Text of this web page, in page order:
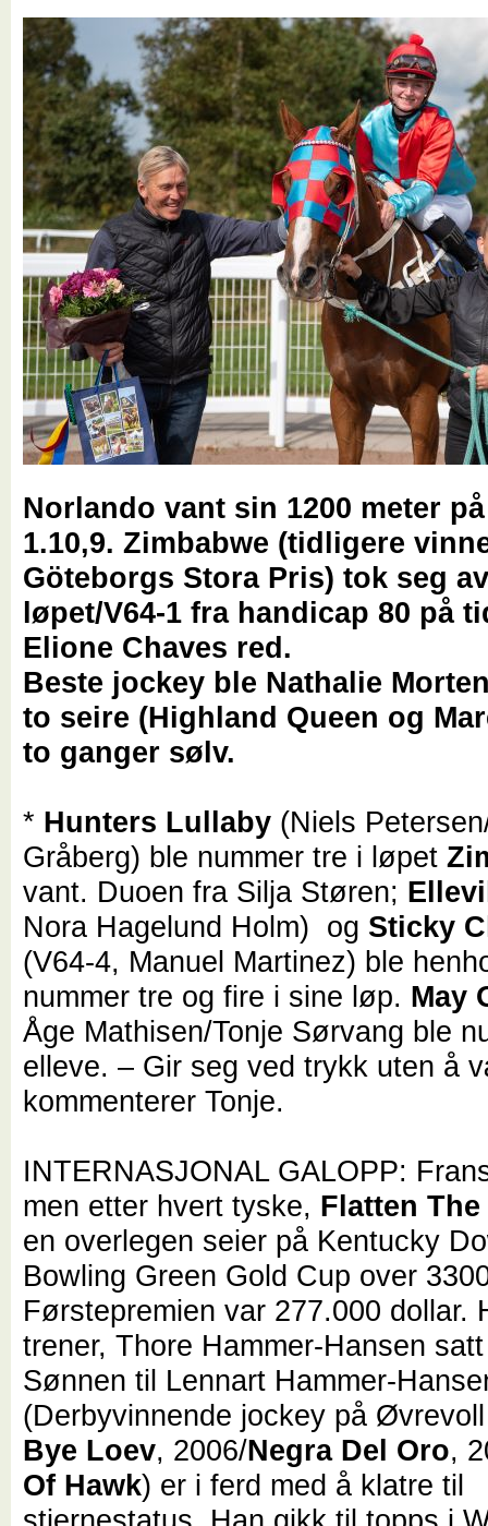
Norlando vant sin 1200 meter
1.10,9. Zimbabwe (tidligere
Göteborgs Stora Pris) tok seg
løpet/V64-1 fra handicap 80 på
Elione Chaves red.
Beste jockey ble Nathalie
to seire (Highland Queen og
to ganger sølv.
* Hunters Lullaby (Niels
Gråberg) ble nummer tre i løpet
vant. Duoen fra Silja Støren;
Nora Hagelund Holm) og Sticky
(V64-4, Manuel Martinez) ble
nummer tre og fire i sine løp. May
Åge Mathisen/Tonje Sørvang ble
elleve. – Gir seg ved trykk uten å
kommenterer Tonje.
INTERNASJONAL GALOPP:
men etter hvert tyske, Flatten
en overlegen seier på Kentucky
Bowling Green Gold Cup over
Førstepremien var 277.000 dollar.
trener, Thore Hammer-Hansen
Sønnen til Lennart Hammer-
(Derbyvinnende jockey på
Bye Loev, 2006/Negra Del Oro,
Of Hawk) er i ferd med å klatre til